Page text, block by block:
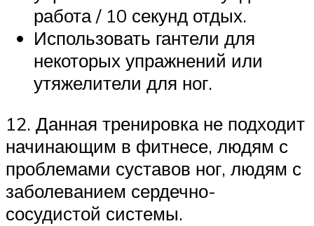
работа / 10 секунд отдых.
Использовать гантели для
некоторых упражнений или
утяжелители для ног.
12. Данная тренировка не подходит
начинающим в фитнесе, людям с
проблемами суставов ног, людям с
заболеванием сердечно-
сосудистой системы.